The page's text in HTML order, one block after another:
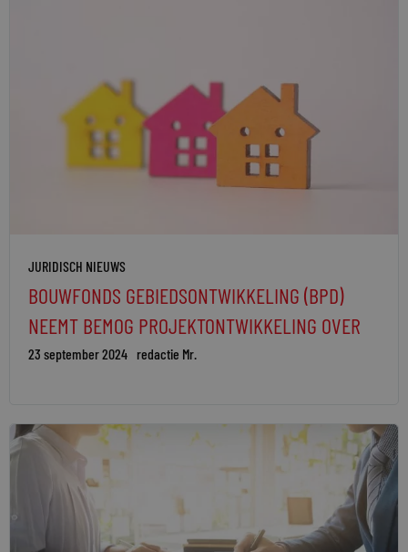
JURIDISCH NIEUWS
BOUWFONDS GEBIEDSONTWIKKELING (BPD)
NEEMT BEMOG PROJEKTONTWIKKELING OVER
23 september 2024 redactie Mr.